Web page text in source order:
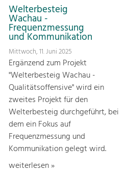
Welterbesteig
Wachau -
Frequenzmessung
und Kommunikation
Mittwoch, 11. Juni 2025
Ergänzend zum Projekt
"Welterbesteig Wachau -
Qualitätsoffensive" wird ein
zweites Projekt für den
Welterbesteig durchgeführt, bei
dem ein Fokus auf
Frequenzmessung und
Kommunikation gelegt wird.
weiterlesen »